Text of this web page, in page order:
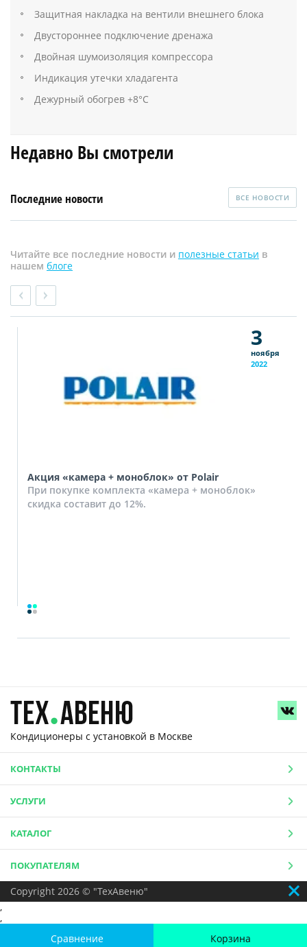
Сравнение Корзина
Защитная накладка на вентили внешнего блока
Двустороннее подключение дренажа
Двойная шумоизоляция компрессора
Индикация утечки хладагента
Дежурный обогрев +8°С
Недавно Вы смотрели
Последние новости ВСЕ НОВОСТИ
Читайте все последние новости и полезные статьи в
нашем блоге
3
ноября
2022
Акция «камера + моноблок» от Polair
При покупке комплекта «камера + моноблок»
скидка составит до 12%.
Кондиционеры с установкой в Москве
КОНТАКТЫ
УСЛУГИ
КАТАЛОГ
ПОКУПАТЕЛЯМ
Copyright 2026 © "ТехАвеню"
,
,